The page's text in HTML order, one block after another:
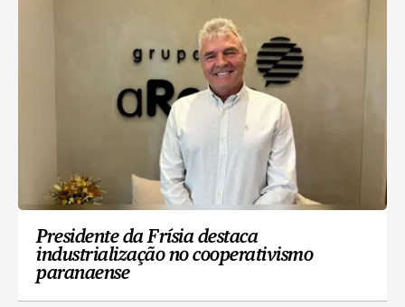
Presidente da Frísia destaca
industrialização no cooperativismo
paranaense